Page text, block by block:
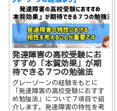
発達障害の高校受験にお
すすめ「本質効果」が期
待できる７つの勉強法
グレーゾーンの経験をもとに
「発達障害の高校受験におすす
め勉強法」について７項目で紹
介します。発達障害の特性を考